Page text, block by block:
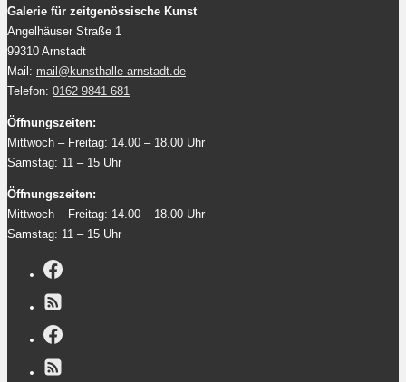
Galerie für zeitgenössische Kunst
Angelhäuser Straße 1
99310 Arnstadt
Mail: mail@kunsthalle-arnstadt.de
Telefon: 0162 9841 681
Öffnungszeiten:
Mittwoch – Freitag: 14.00 – 18.00 Uhr
Samstag: 11 – 15 Uhr
Öffnungszeiten:
Mittwoch – Freitag: 14.00 – 18.00 Uhr
Samstag: 11 – 15 Uhr